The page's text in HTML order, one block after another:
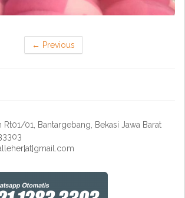
← Previous
Rt01/01, Bantargebang, Bekasi Jawa Barat